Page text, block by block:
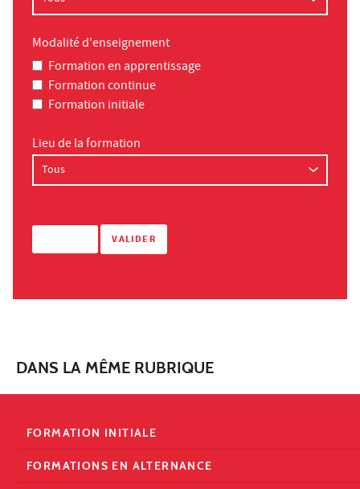
Modalité d'enseignement
Formation en apprentissage
Formation continue
Formation initiale
Lieu de la formation
DANS LA MÊME RUBRIQUE
FORMATION INITIALE
FORMATIONS EN ALTERNANCE